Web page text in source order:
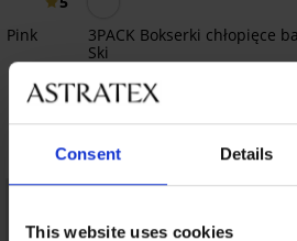
Consent Details
This website uses cookies
Pink
3PACK Bokserki chłopięce
Ski
22,32 zł kod:
Odkryj podobne